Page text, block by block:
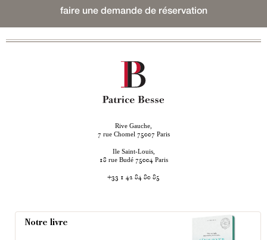
faire une demande de réservation
Rive Gauche,
7 rue Chomel 75007 Paris
Ile Saint-Louis,
18 rue Budé 75004 Paris
+33 1 42 84 80 85
Notre livre